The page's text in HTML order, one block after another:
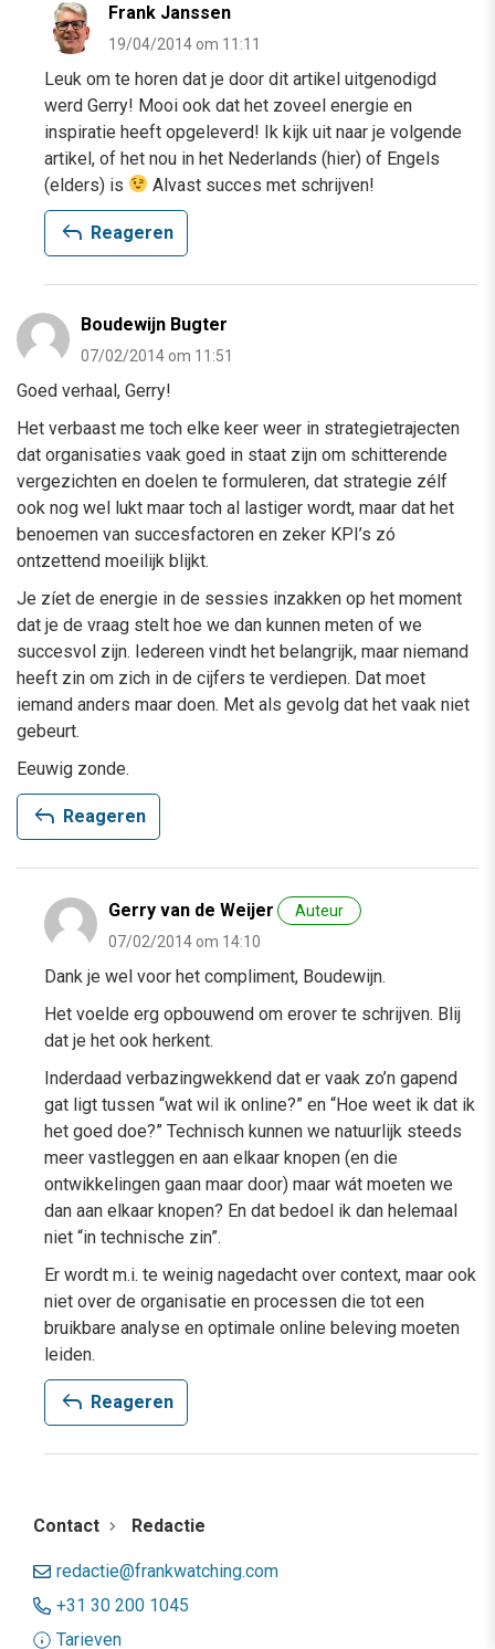
Frank Janssen
19/04/2014 om 11:11
Leuk om te horen dat je door dit artikel uitgenodigd
werd Gerry! Mooi ook dat het zoveel energie en
inspiratie heeft opgeleverd! Ik kijk uit naar je volgende
artikel, of het nou in het Nederlands (hier) of Engels
(elders) is
Alvast succes met schrijven!
reply Reageren
Boudewijn Bugter
07/02/2014 om 11:51
Goed verhaal, Gerry!
Het verbaast me toch elke keer weer in strategietrajecten
dat organisaties vaak goed in staat zijn om schitterende
vergezichten en doelen te formuleren, dat strategie zélf
ook nog wel lukt maar toch al lastiger wordt, maar dat het
benoemen van succesfactoren en zeker KPI’s zó
ontzettend moeilijk blijkt.
Je zíet de energie in de sessies inzakken op het moment
dat je de vraag stelt hoe we dan kunnen meten of we
succesvol zijn. Iedereen vindt het belangrijk, maar niemand
heeft zin om zich in de cijfers te verdiepen. Dat moet
iemand anders maar doen. Met als gevolg dat het vaak niet
gebeurt.
Eeuwig zonde.
reply Reageren
Gerry van de Weijer
Auteur
07/02/2014 om 14:10
Dank je wel voor het compliment, Boudewijn.
Het voelde erg opbouwend om erover te schrijven. Blij
dat je het ook herkent.
Inderdaad verbazingwekkend dat er vaak zo’n gapend
gat ligt tussen “wat wil ik online?” en “Hoe weet ik dat ik
het goed doe?” Technisch kunnen we natuurlijk steeds
meer vastleggen en aan elkaar knopen (en die
ontwikkelingen gaan maar door) maar wát moeten we
dan aan elkaar knopen? En dat bedoel ik dan helemaal
niet “in technische zin”.
Er wordt m.i. te weinig nagedacht over context, maar ook
niet over de organisatie en processen die tot een
bruikbare analyse en optimale online beleving moeten
leiden.
reply Reageren
Contact Redactie
redactie@frankwatching.com
+31 30 200 1045
Tarieven